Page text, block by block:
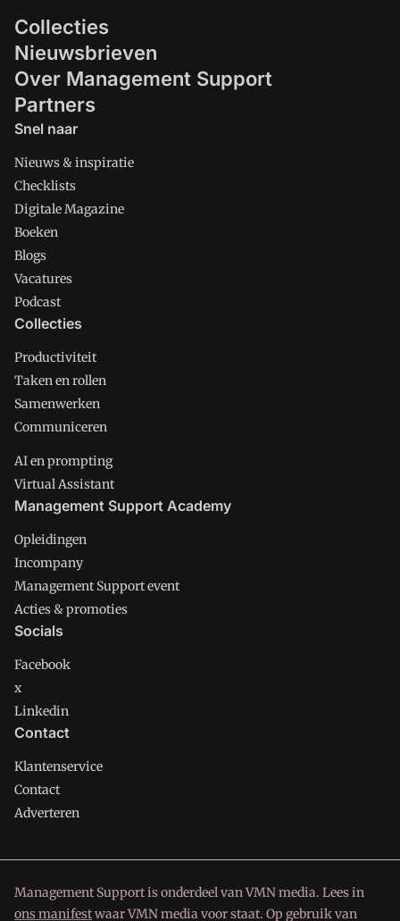
Collecties
Nieuwsbrieven
Over Management Support
Partners
Snel naar
Nieuws & inspiratie
Checklists
Digitale Magazine
Boeken
Blogs
Vacatures
Podcast
Collecties
Productiviteit
Taken en rollen
Samenwerken
Communiceren
AI en prompting
Virtual Assistant
Management Support Academy
Opleidingen
Incompany
Management Support event
Acties & promoties
Socials
Facebook
x
Linkedin
Contact
Klantenservice
Contact
Adverteren
Management Support is onderdeel van VMN media. Lees in
ons manifestwaar VMN media voor staat. Op gebruik van